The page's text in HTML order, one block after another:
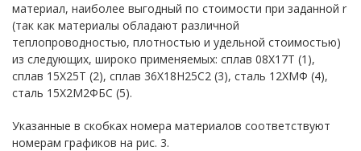
материал, наиболее выгодный по стоимости при заданной r
(так как материалы обладают различной
теплопроводностью, плотностью и удельной стоимостью)
из следующих, широко применяемых: сплав 08Х17Т (1),
сплав 15Х25Т (2), сплав 36Х18Н25С2 (3), сталь 12ХМФ (4),
сталь 15Х2М2ФБС (5).
Указанные в скобках номера материалов соответствуют
номерам графиков на рис. 3.